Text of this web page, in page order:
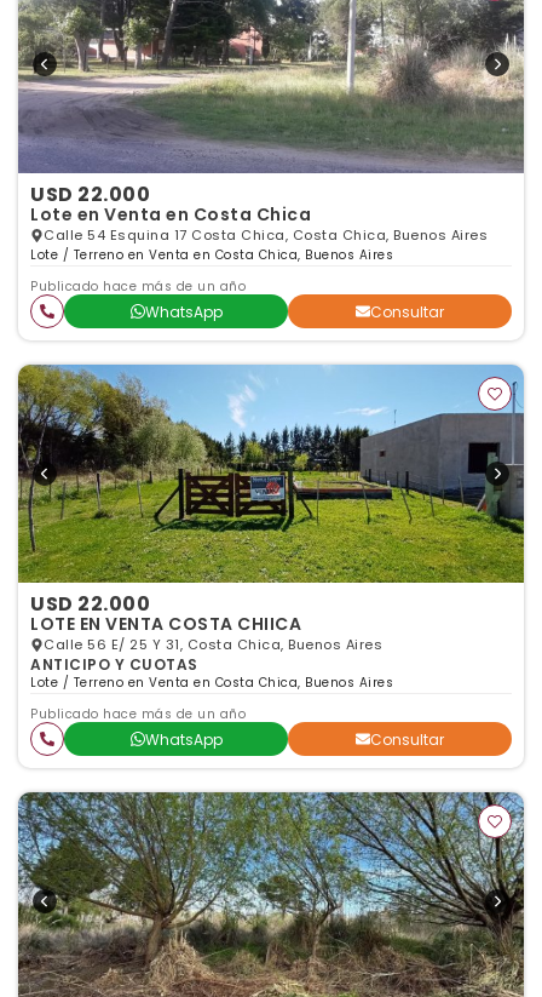
USD 22.000
Lote en Venta en Costa Chica
Calle 54 Esquina 17 Costa Chica, Costa Chica, Buenos Aires
Lote / Terreno en Venta en Costa Chica, Buenos Aires
Publicado hace más de un año
WhatsApp Consultar
USD 22.000
LOTE EN VENTA COSTA CHIICA
Calle 56 E/ 25 Y 31, Costa Chica, Buenos Aires
ANTICIPO Y CUOTAS
Lote / Terreno en Venta en Costa Chica, Buenos Aires
Publicado hace más de un año
WhatsApp Consultar